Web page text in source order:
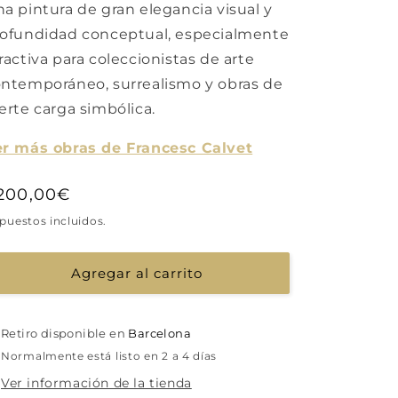
pintura de gran elegancia visual y
conceptual, especialmente
para coleccionistas de arte
surrealismo y obras de
carga simbólica.
más obras de Francesc Calvet
incluidos.
Agregar al carrito
Retiro disponible en Barcelona
Normalmente está listo en 2 a 4 días
Ver información de la tienda